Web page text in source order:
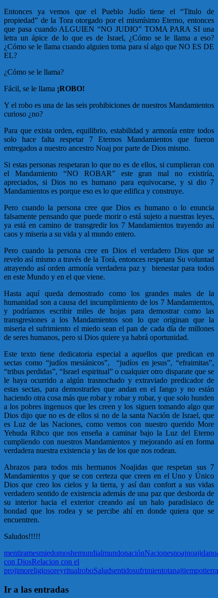
Entonces ya vemos que el Pueblo Judío tiene el “Titulo de
propiedad” de la Tora otorgado por el mismísimo Eterno, entonces
que pasa cuando ALGUIEN “NO JUDIO” TOMA PARA SI una
letra un ápice de lo que es de Israel, ¿Cómo se le llama a eso?
¿Cómo se le llama cuando alguien toma para sí algo que NO ES DE
EL?
¿Cómo se le llama?
Fácil, se le llama ¡ROBO!
Y el robo es una de las seis prohibiciones de nuestros Mandamientos
curioso ¿no?
Para que exista orden, equilibrio, estabilidad y armonía entre todos
solo hace falta respetar 7 Eternos Mandamientos que fueron
entregados a nuestro ancestro Noaj por parte de Dios mismo.
Si estas personas respetaran lo que no es de ellos, si cumplieran con
el Mandamiento “NO ROBAR” este gran mal no existiría,
apreciados, si Dios no es humano para equivocarse, y si dio 7
Mandamientos es porque eso es lo que edifica y construye.
Pero cuando la persona cree que Dios es humano o lo enuncia
falsamente pensando que puede morir o está sujeto a nuestras leyes,
ya está en camino de transgredir los 7 Mandamientos trayendo así
caos y miseria a su vida y al mundo entero.
Pero cuando la persona cree en Dios el verdadero Dios que se
revelo así mismo a través de la Torá, entonces respetara Su voluntad
atrayendo así orden armonía verdadera paz y bienestar para todos
en este Mundo y en el que viene.
Hasta aquí queda demostrado como los grandes males de la
humanidad son a causa del incumplimiento de los 7 Mandamientos,
y podríamos escribir miles de hojas para demostrar como las
transgresiones a los Mandamientos son lo que originan que la
miseria el sufrimiento el miedo sean el pan de cada día de millones
de seres humanos, pero si Dios quiere ya habrá oportunidad.
Este texto tiene dedicatoria especial a aquellos que predican en
sectas como “judíos mesiánicos”, “judíos en jesus”, “efraimitas”,
“tribus perdidas”, “Israel espiritual” o cualquier otro disparate que se
le haya ocurrido a algún trasnochado y extraviado predicador de
estas sectas, para demostrarles que andan en el fango y no están
haciendo otra cosa más que robar y robar y robar, y que solo hunden
a los pobres ingenuos que les creen y los siguen tomando algo que
Dios dijo que no es de ellos si no de la santa Nación de Israel, que
es Luz de las Naciones, como vemos con nuestro querido More
Yehuda Ribco que nos enseña a caminar bajo la Luz del Eterno
cumpliendo con nuestros Mandamientos y mejorando así en forma
verdadera nuestra existencia y las de los que nos rodean.
Abrazos para todos mis hermanos Noajidas que respetan sus 7
Mandamientos y que se con certeza que creen en el Uno y Único
Dios que creo los cielos y la tierra, y así dan confort a sus vidas
verdadero sentido de existencia además de una paz que desborda de
su interior hacia el exterior creando así un halo paradisiaco de
bondad que los rodea y se percibe ahí en donde quiera que se
encuentren.
Saludos!!!!!
mentiramesmiedomoshemundialmundonaciónNacionesnoajnoajida
con DiosRelacion con el
projimoreligiosoreyritualroboSaludsentidosufrimientotanajtiempotierra
Ir a las entradas